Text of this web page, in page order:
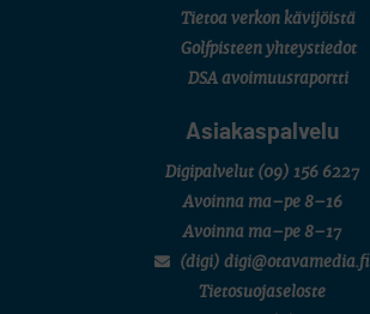
7 (U18 ja U21/pojat/Tahko)Tietoa verkon kävijöistä
Golfpisteen yhteystiedot
DSA avoimuusraportti
Asiakaspalvelu
Digipalvelut (09) 156 6227
Avoinna ma–pe 8–16
Avoinna ma–pe 8–17
(digi) digi@otavamedia.fi
Tietosuojaseloste